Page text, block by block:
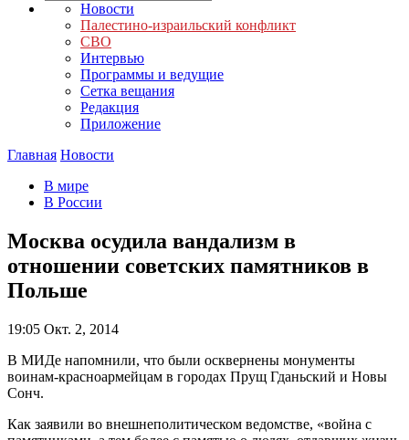
Новости
Палестино-израильский конфликт
СВО
Интервью
Программы и ведущие
Сетка вещания
Редакция
Приложение
Главная Новости
В мире
В России
Москва осудила вандализм в
отношении советских памятников в
Польше
19:05 Окт. 2, 2014
В МИДе напомнили, что были осквернены монументы
воинам-красноармейцам в городах Прущ Гданьский и Новы
Сонч.
Как заявили во внешнеполитическом ведомстве, «война с